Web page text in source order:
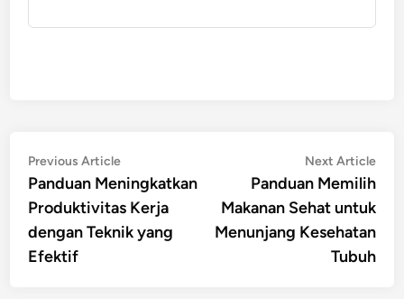
Post
navigation
Previous ArticlePrevious
article:
Panduan Meningkatkan
Produktivitas Kerja
dengan Teknik yang
Efektif
Next Article
Panduan Memilih
Makanan Sehat untuk
Menunjang Kesehatan
Tubuh